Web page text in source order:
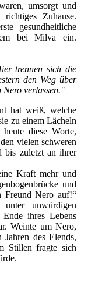
umsorgt und
Zuhause.
gesundheitliche
bei Milva ein.
trennen sich die
den Weg über
Nero verlassen."
hat weiß, welche
zu einem Lächeln
diese Worte,
vielen schweren
bis zuletzt an ihrer
Kraft mehr und
und
Freund Nero auf!“
unwürdigen
ihres Lebens
Weinte um Nero,
des Elends,
Stillen fragte sich